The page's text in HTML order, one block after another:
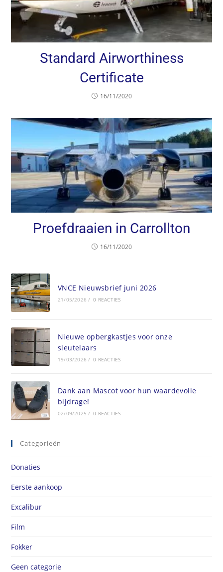
Standard Airworthiness
Certificate
16/11/2020
Proefdraaien in Carrollton
16/11/2020
VNCE Nieuwsbrief juni 2026
21/05/2026 / 0 REACTIES
Nieuwe opbergkastjes voor onze
sleutelaars
19/03/2026 / 0 REACTIES
Dank aan Mascot voor hun waardevolle
bijdrage!
02/09/2025 / 0 REACTIES
Categorieën
Donaties
Eerste aankoop
Excalibur
Film
Fokker
Geen categorie